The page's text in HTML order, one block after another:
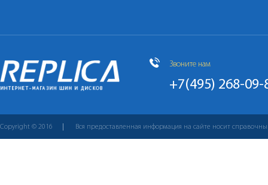
Звоните нам
+7(495) 268-09-
Copyright © 2016 Вся предоставленная информация на сайте носит